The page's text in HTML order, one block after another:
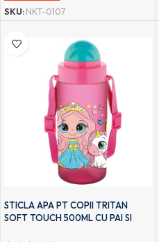
SKU:NKT-0107
STICLA APA PT COPII TRITAN
SOFT TOUCH 500ML CU PAI SI